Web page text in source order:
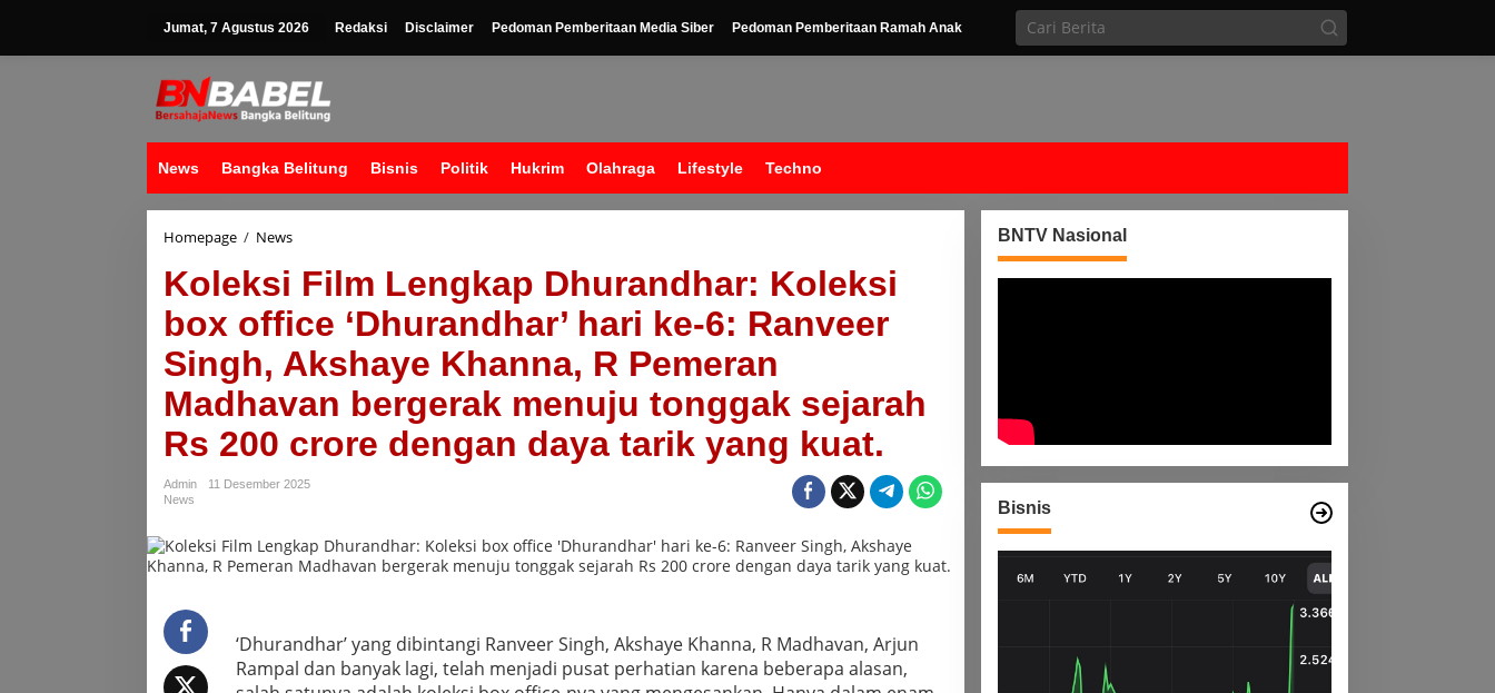
Jumat, 7 Agustus 2026 Redaksi Disclaimer Pedoman Pemberitaan Media Siber Pedoman Pemberitaan Ramah Anak
News Bangka Belitung Bisnis Politik Hukrim Olahraga Lifestyle Techno
Homepage / NewsKoleksi
Lengkap
Dhurandhar:
Koleksi
box
office
'Dhurandhar'
hari
ke-
6:
Ranveer
Singh,
R
Pemeran
Madhavan
tonggak
sejarah
Rs
Koleksi Film Lengkap Dhurandhar: Koleksi
box office ‘Dhurandhar’ hari ke-6: Ranveer
Singh, Akshaye Khanna, R Pemeran
Madhavan bergerak menuju tonggak sejarah
Rs 200 crore dengan daya tarik yang kuat.
Admin
11 Desember 2025
News
‘Dhurandhar’ yang dibintangi Ranveer Singh, Akshaye Khanna, R Madhavan, Arjun
Rampal dan banyak lagi, telah menjadi pusat perhatian karena beberapa alasan,
BNTV Nasional
Bisnis